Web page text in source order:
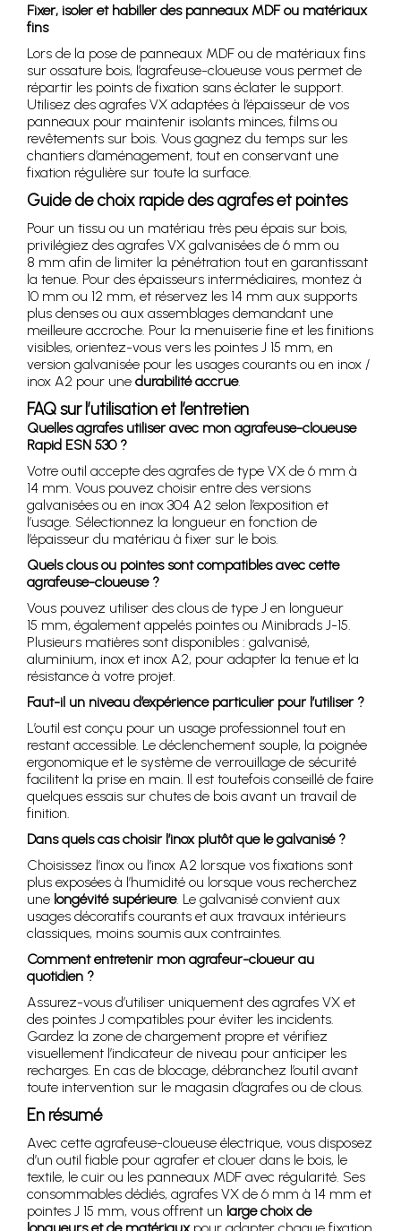
Fixer, isoler et habiller des panneaux MDF ou matériaux
fins
Lors de la pose de panneaux MDF ou de matériaux fins
sur ossature bois, l’agrafeuse-cloueuse vous permet de
répartir les points de fixation sans éclater le support.
Utilisez des agrafes VX adaptées à l’épaisseur de vos
panneaux pour maintenir isolants minces, films ou
revêtements sur bois. Vous gagnez du temps sur les
chantiers d’aménagement, tout en conservant une
fixation régulière sur toute la surface.
Guide de choix rapide des agrafes et pointes
Pour un tissu ou un matériau très peu épais sur bois,
privilégiez des agrafes VX galvanisées de 6 mm ou
8 mm afin de limiter la pénétration tout en garantissant
la tenue. Pour des épaisseurs intermédiaires, montez à
10 mm ou 12 mm, et réservez les 14 mm aux supports
plus denses ou aux assemblages demandant une
meilleure accroche. Pour la menuiserie fine et les finitions
visibles, orientez-vous vers les pointes J 15 mm, en
version galvanisée pour les usages courants ou en inox /
inox A2 pour une durabilité accrue.
FAQ sur l’utilisation et l’entretien
Quelles agrafes utiliser avec mon agrafeuse-cloueuse
Rapid ESN 530 ?
Votre outil accepte des agrafes de type VX de 6 mm à
14 mm. Vous pouvez choisir entre des versions
galvanisées ou en inox 304 A2 selon l’exposition et
l’usage. Sélectionnez la longueur en fonction de
l’épaisseur du matériau à fixer sur le bois.
Quels clous ou pointes sont compatibles avec cette
agrafeuse-cloueuse ?
Vous pouvez utiliser des clous de type J en longueur
15 mm, également appelés pointes ou Minibrads J-15.
Plusieurs matières sont disponibles : galvanisé,
aluminium, inox et inox A2, pour adapter la tenue et la
résistance à votre projet.
Faut-il un niveau d’expérience particulier pour l’utiliser ?
L’outil est conçu pour un usage professionnel tout en
restant accessible. Le déclenchement souple, la poignée
ergonomique et le système de verrouillage de sécurité
facilitent la prise en main. Il est toutefois conseillé de faire
quelques essais sur chutes de bois avant un travail de
finition.
Dans quels cas choisir l’inox plutôt que le galvanisé ?
Choisissez l’inox ou l’inox A2 lorsque vos fixations sont
plus exposées à l’humidité ou lorsque vous recherchez
une longévité supérieure. Le galvanisé convient aux
usages décoratifs courants et aux travaux intérieurs
classiques, moins soumis aux contraintes.
Comment entretenir mon agrafeur-cloueur au
quotidien ?
Assurez-vous d’utiliser uniquement des agrafes VX et
des pointes J compatibles pour éviter les incidents.
Gardez la zone de chargement propre et vérifiez
visuellement l’indicateur de niveau pour anticiper les
recharges. En cas de blocage, débranchez l’outil avant
toute intervention sur le magasin d’agrafes ou de clous.
En résumé
Avec cette agrafeuse-cloueuse électrique, vous disposez
d’un outil fiable pour agrafer et clouer dans le bois, le
textile, le cuir ou les panneaux MDF avec régularité. Ses
consommables dédiés, agrafes VX de 6 mm à 14 mm et
pointes J 15 mm, vous offrent un large choix de